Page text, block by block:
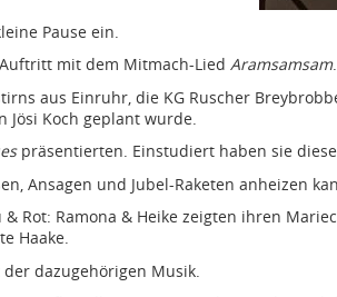
Pause ein.
mit dem Mitmach-Lied Aramsamsam
aus Einruhr, die KG Ruscher
Jösi Koch geplant wurde.
präsentierten. Einstudiert haben sie
Ansagen und Jubel-Raketen anheizen
Rot: Ramona & Heike zeigten ihren
Haake.
dazugehörigen Musik.